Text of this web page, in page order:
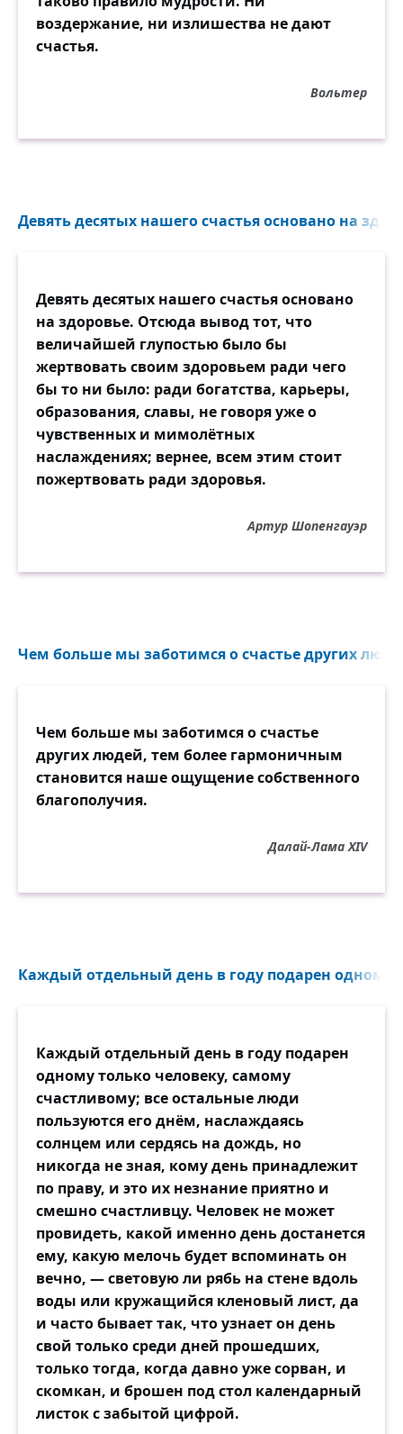
воздержание, ни излишества не дают
счастья.
Вольтер
Девять десятых нашего счастья основано на
Девять десятых нашего счастья основано
на здоровье. Отсюда вывод тот, что
величайшей глупостью было бы
жертвовать своим здоровьем ради чего
бы то ни было: ради богатства, карьеры,
образования, славы, не говоря уже о
чувственных и мимолётных
наслаждениях; вернее, всем этим стоит
пожертвовать ради здоровья.
Артур Шопенгауэр
Чем больше мы заботимся о счастье других
Чем больше мы заботимся о счастье
других людей, тем более гармоничным
становится наше ощущение собственного
благополучия.
Далай-Лама XIV
Каждый отдельный день в году подарен одному
Каждый отдельный день в году подарен
одному только человеку, самому
счастливому; все остальные люди
пользуются его днём, наслаждаясь
солнцем или сердясь на дождь, но
никогда не зная, кому день принадлежит
по праву, и это их незнание приятно и
смешно счастливцу. Человек не может
провидеть, какой именно день достанется
ему, какую мелочь будет вспоминать он
вечно, — световую ли рябь на стене вдоль
воды или кружащийся кленовый лист, да
и часто бывает так, что узнает он день
свой только среди дней прошедших,
только тогда, когда давно уже сорван, и
скомкан, и брошен под стол календарный
листок с забытой цифрой.